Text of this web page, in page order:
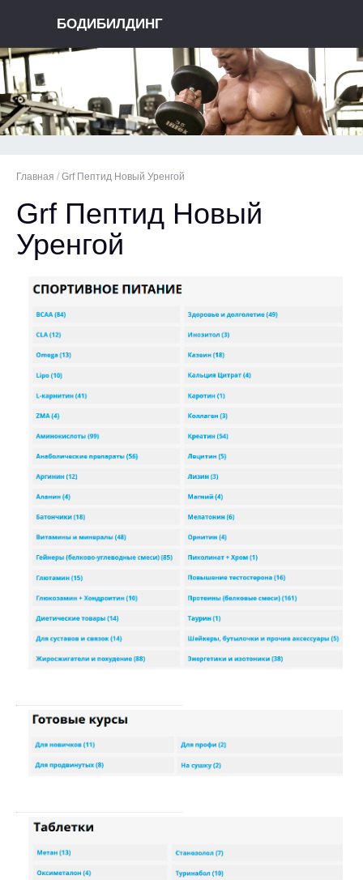
БОДИБИЛДИНГ
Главная / Grf Пептид Новый Уренгой
Grf Пептид Новый
Уренгой